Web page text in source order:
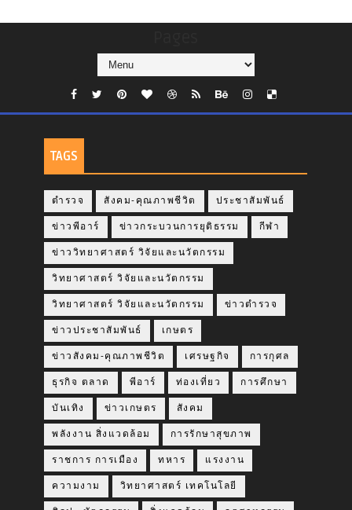
TAGS
ตำรวจ สังคม-คุณภาพชีวิต ประชาสัมพันธ์
ข่าวพีอาร์ ข่าวกระบวนการยุติธรรม กีฬา
ข่าววิทยาศาสตร์ วิจัยและนวัตกรรม
วิทยาศาสตร์ วิจัยและนวัตกรรม
วิทยาศาสตร์ วิจัยและนวัตกรรม ข่าวตำรวจ
ข่าวประชาสัมพันธ์ เกษตร
ข่าวสังคม-คุณภาพชีวิต เศรษฐกิจ การกุศล
ธุรกิจ ตลาด พีอาร์ ท่องเที่ยว การศึกษา
บันเทิง ข่าวเกษตร สังคม
พลังงาน สิ่งแวดล้อม การรักษาสุขภาพ
ราชการ การเมือง ทหาร แรงงาน
ความงาม วิทยาศาสตร์ เทคโนโลยี